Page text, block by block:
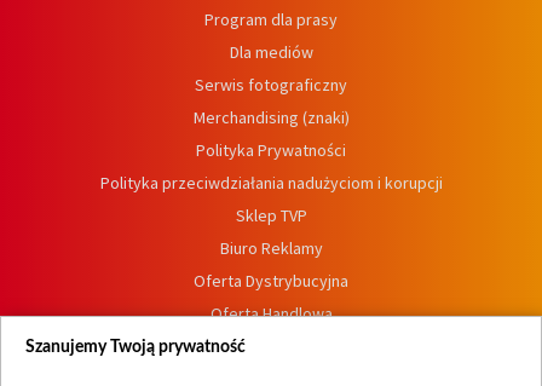
Program dla prasy
Dla mediów
Serwis fotograficzny
Merchandising (znaki)
Polityka Prywatności
Polityka przeciwdziałania nadużyciom i korupcji
Sklep TVP
Biuro Reklamy
Oferta Dystrybucyjna
Oferta Handlowa
Dostępność
Szanujemy Twoją prywatność